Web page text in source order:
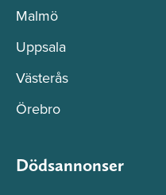
Malmö
Uppsala
Västerås
Örebro
Dödsannonser